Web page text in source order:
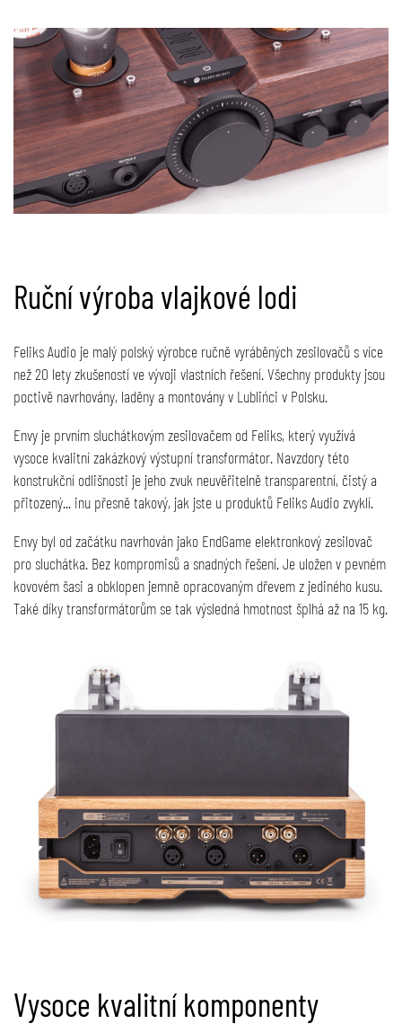
Ruční výroba vlajkové lodi
Feliks Audio je malý polský výrobce ručně vyráběných zesilovačů s více
než 20 lety zkušeností ve vývoji vlastních řešení. Všechny produkty jsou
poctivě navrhovány, laděny a montovány v Lublińci v Polsku.
Envy je prvním sluchátkovým zesilovačem od Feliks, který využívá
vysoce kvalitní zakázkový výstupní transformátor. Navzdory této
konstrukční odlišnosti je jeho zvuk neuvěřitelně transparentní, čistý a
přitozený... inu přesně takový, jak jste u produktů Feliks Audio zvyklí.
Envy byl od začátku navrhován jako EndGame elektronkový zesilovač
pro sluchátka. Bez kompromisů a snadných řešení. Je uložen v pevném
kovovém šasi a obklopen jemně opracovaným dřevem z jediného kusu.
Také díky transformátorům se tak výsledná hmotnost šplhá až na 15 kg.
Vysoce kvalitní komponenty